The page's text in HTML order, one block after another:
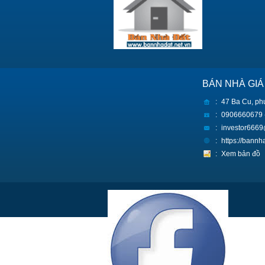
BÁN NHÀ
: 47 Ba Cu,
: 0906660679
:
:
https://
: Xem bản đồ